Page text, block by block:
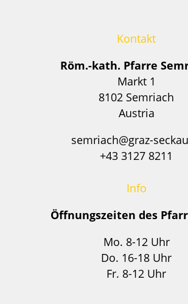
Kontakt
Röm.-kath. Pfarre
Markt 1
8102 Semriach
Austria
semriach@graz-
+43 3127 8211
Info
Öffnungszeiten des
Mo. 8-12 Uhr
Do. 16-18 Uhr
Fr. 8-12 Uhr